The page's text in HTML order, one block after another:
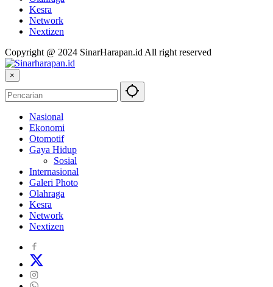
Kesra
Network
Nextizen
Copyright @ 2024 SinarHarapan.id All right reserved
×
Nasional
Ekonomi
Otomotif
Gaya Hidup
Sosial
Internasional
Galeri Photo
Olahraga
Kesra
Network
Nextizen